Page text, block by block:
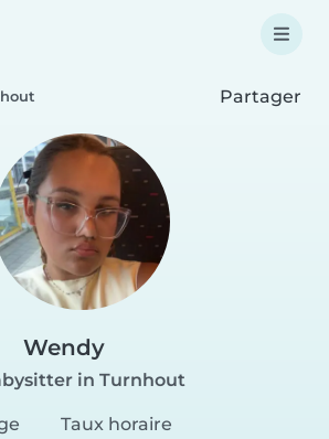
Partager
Wendy
in Turnhout
Taux horaire